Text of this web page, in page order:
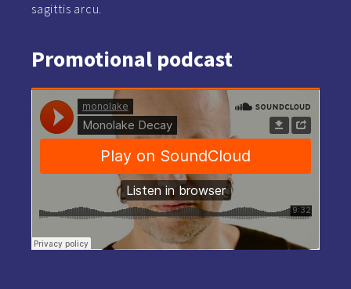
sagittis arcu.
Promotional podcast